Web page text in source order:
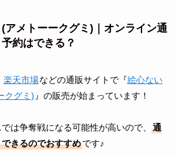
アメトーークグミ)｜オンライン通
約はできる？
楽天市場などの通販サイトで『絵心ない
クグミ) 』の販売が始まっています！
は争奪戦になる可能性が高いので、
通
きるのでおすすめです♪